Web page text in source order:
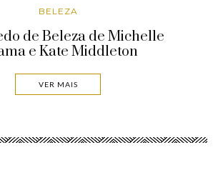
BELEZA
de Beleza de Michelle
e Kate Middleton
VER MAIS